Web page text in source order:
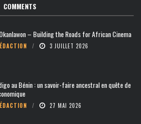
COMMENTS
– Building the Roads for African Cinema
3 JUILLET 2026
au Bénin : un savoir-faire ancestral en quête de
27 MAI 2026